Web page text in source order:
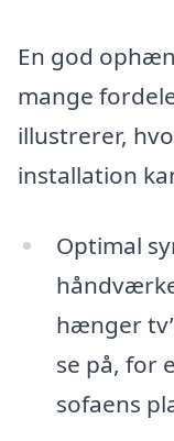
En god
mange
illustrerer,
installation
Optimal
hænger
se på, for
sofaens